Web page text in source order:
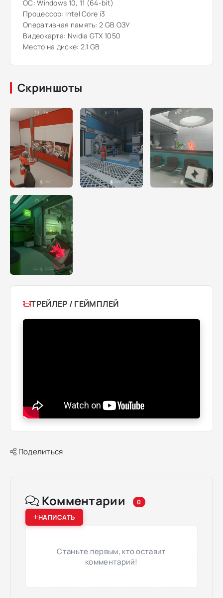
ОС: Windows 10, 11 (64-bit)
Процессор: Intel Core i3
Оперативная память: 2 GB ОЗУ
Видеокарта: Nvidia GTX 1050
Место на диске: 2.1 GB
Скриншоты
ТРЕЙЛЕР / ГЕЙМПЛЕЙ
Поделиться
Комментарии 0
НАПИСАТЬ
Станьте первым, кто оставит
комментарий!